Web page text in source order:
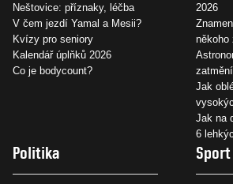
Neštovice: příznaky, léčba
V čem jezdí Yamal a Mesii?
Kvízy pro seniory
Kalendář úplňků 2026
Co je bodycount?
2026
někoho
Jak
Jak na
6
Politika